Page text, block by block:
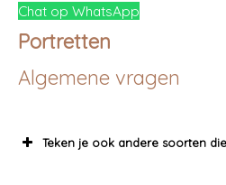
Chat op WhatsApp
Portretten
Algemene vragen
Teken je ook andere soorten